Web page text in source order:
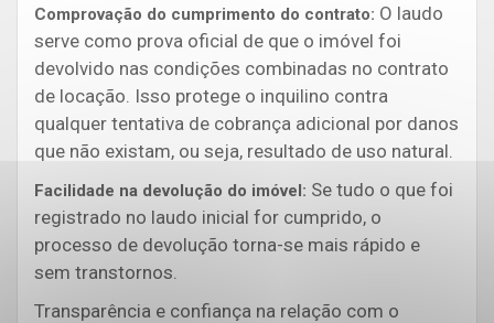
Comprovação do cumprimento do contrato: O laudo
serve como prova oficial de que o imóvel foi
devolvido nas condições combinadas no contrato
de locação. Isso protege o inquilino contra
qualquer tentativa de cobrança adicional por danos
que não existam, ou seja, resultado de uso natural.
Facilidade na devolução do imóvel: Se tudo o que foi
registrado no laudo inicial for cumprido, o
processo de devolução torna-se mais rápido e
sem transtornos.
Transparência e confiança na relação com o